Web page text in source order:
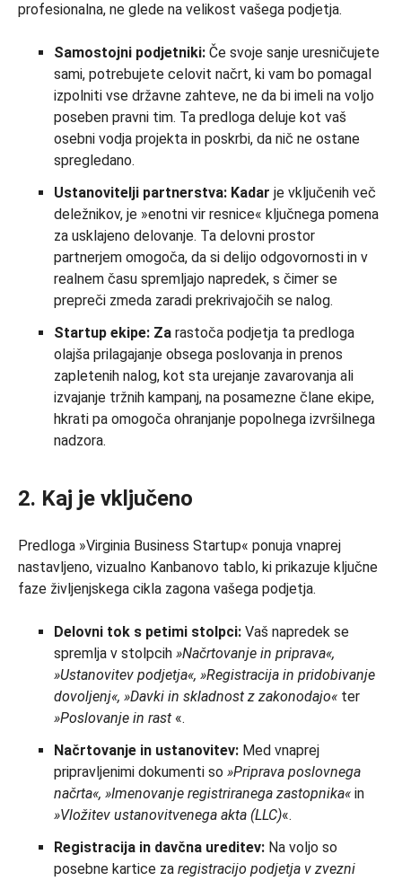
profesionalna, ne glede na velikost vašega podjetja.
Samostojni podjetniki: Če svoje sanje uresničujete
sami, potrebujete celovit načrt, ki vam bo pomagal
izpolniti vse državne zahteve, ne da bi imeli na voljo
poseben pravni tim. Ta predloga deluje kot vaš
osebni vodja projekta in poskrbi, da nič ne ostane
spregledano.
Ustanovitelji partnerstva: Kadar je vključenih več
deležnikov, je »enotni vir resnice« ključnega pomena
za usklajeno delovanje. Ta delovni prostor
partnerjem omogoča, da si delijo odgovornosti in v
realnem času spremljajo napredek, s čimer se
prepreči zmeda zaradi prekrivajočih se nalog.
Startup ekipe: Za rastoča podjetja ta predloga
olajša prilagajanje obsega poslovanja in prenos
zapletenih nalog, kot sta urejanje zavarovanja ali
izvajanje tržnih kampanj, na posamezne člane ekipe,
hkrati pa omogoča ohranjanje popolnega izvršilnega
nadzora.
2. Kaj je vključeno
Predloga »Virginia Business Startup« ponuja vnaprej
nastavljeno, vizualno Kanbanovo tablo, ki prikazuje ključne
faze življenjskega cikla zagona vašega podjetja.
Delovni tok s petimi stolpci: Vaš napredek se
spremlja v stolpcih »Načrtovanje in priprava«,
»Ustanovitev podjetja«, »Registracija in pridobivanje
dovoljenj«, »Davki in skladnost z zakonodajo« ter
»Poslovanje in rast «.
Načrtovanje in ustanovitev: Med vnaprej
pripravljenimi dokumenti so »Priprava poslovnega
načrta«, »Imenovanje registriranega zastopnika« in
»Vložitev ustanovitvenega akta (LLC)«.
Registracija in davčna ureditev: Na voljo so
posebne kartice za registracijo podjetja v zvezni